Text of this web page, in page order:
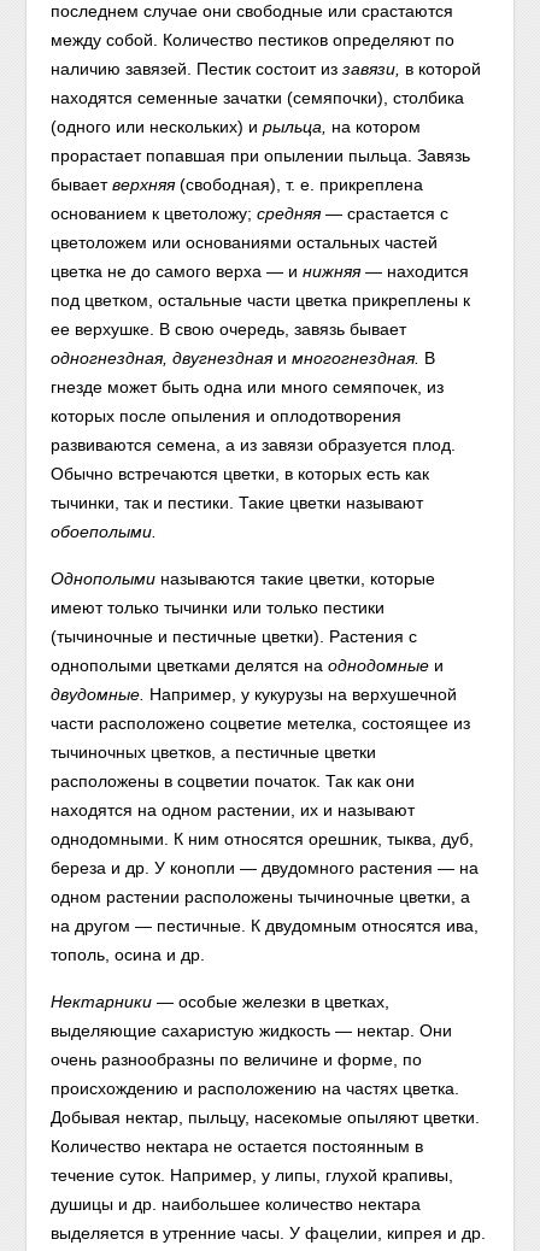
последнем случае они свободные или срастаются
между собой. Количество пестиков определяют по
наличию завязей. Пестик состоит из завязи, в которой
находятся семенные зачатки (семяпочки), столбика
(одного или нескольких) и рыльца,
на котором
прорастает попавшая при опылении пыльца. Завязь
бываетверхняя(свободная), т. е. прикреплена
основанием к цветоложу; средняя —срастается с
цветоложем или основаниями остальных частей
цветка не до самого верха — инижняя— находится
под цветком, остальные части цветка прикреплены к
ее верхушке. В свою очередь, завязь бывает
одногнездная, двугнезднаяи многогнездная. В
гнезде может быть одна или много семяпочек, из
которых после опыления и оплодотворения
развиваются семена, а из завязи образуется плод.
Обычно встречаются цветки, в которых есть как
тычинки, так и пестики. Такие цветки называют
обоеполыми.
Однополыми называются такие цветки, которые
имеют только тычинки или только пестики
(тычиночные и пестичные цветки). Растения с
однополыми цветками делятся наоднодомные и
двудомные. Например, у кукурузы на верхушечной
части расположено соцветие метелка, состоящее из
тычиночных цветков, а пестичные цветки
расположены в соцветии початок. Так как они
находятся на одном растении, их и называют
однодомными. К ним относятся орешник, тыква, дуб,
береза и др. У конопли — двудомного растения — на
одном растении расположены тычиночные цветки, а
на другом — пестичные. К двудомным относятся ива,
тополь, осина и др.
Нектарники — особые железки в цветках,
выделяющие сахаристую жидкость — нектар. Они
очень разнообразны по величине и форме, по
происхождению и расположению на частях цветка.
Добывая нектар, пыльцу, насекомые опыляют цветки.
Количество нектара не остается постоянным в
течение суток. Например, у липы, глухой крапивы,
душицы и др. наибольшее количество нектара
выделяется в утренние часы. У фацелии, кипрея и др.